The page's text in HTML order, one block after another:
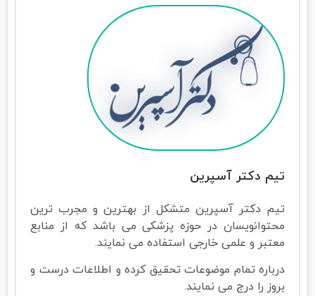
تیم دکتر آسپرین
تیم دکتر آسپرین متشکل از بهترین و مجرب ترین
محتوانویسان در حوزه پزشکی می باشد که از منابع
معتبر و علمی خارجی استفاده می نمایند.
درباره تمام موضوعات تحقیق کرده و اطلاعات درست و
بروز را درج می نمایند.